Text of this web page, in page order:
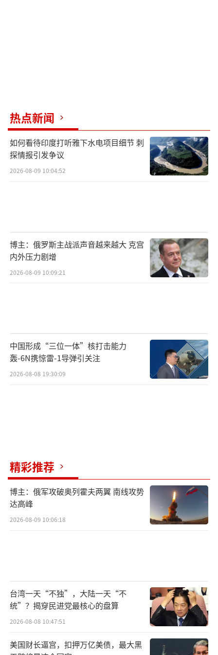
热点新闻
如何看待印度打听雅下水电项目细节 刺
探情报引发争议
2026-08-09 10:04:52
博主：俄罗斯主战派声音越来越大 克宫
内外压力剧增
2026-08-09 10:09:21
中国形成“三位一体”核打击能力
轰-6N携惊雷-1导弹引关注
2026-08-08 19:30:09
精彩推荐
博主：俄军攻破奥列霍夫两翼 南线攻势
达高峰
2026-08-09 10:06:18
台湾一天“不独”，大陆一天“不
统”？揭穿民进党最核心的盘算
2026-08-08 10:47:51
美国财长逼宫，扣押万亿美债，最大黑